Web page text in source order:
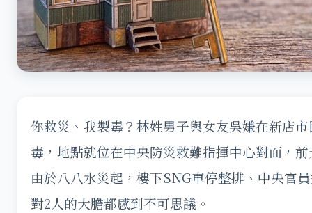
你救災、我製毒？林姓男子與女友吳嫌在新店
毒，地點就位在中央防災救難指揮中心對面，
由於八八水災起，樓下SNG車停整排、中央官
對2人的大膽都感到不可思議。